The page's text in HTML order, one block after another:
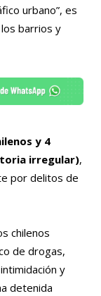
urbano”, es
barrios y
y 4
irregular),
por delitos de
chilenos
de drogas,
y
detenida